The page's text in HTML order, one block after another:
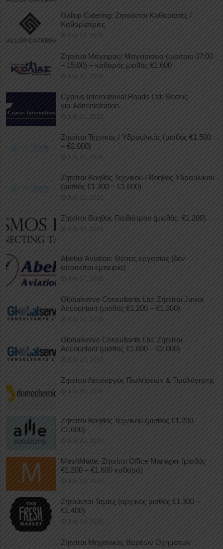
Gallop Catering: Ζητούνται Καθαριστές /
Καθαρίστριες
July 23, 2026
Ζητείται Μάγειρας/ Μαγείρισσα (ωράριο 07:00
– 15:00) – καθαρός μισθός €1.600
July 23, 2026
Cyprus International Roads Ltd: Θέσεις
για Administration
July 21, 2026
Ζητείται Τεχνικός / Υδραυλικός (μισθός €1.500
– €2.000)
July 21, 2026
Ζητείται Βοηθός Τεχνικού / Βοηθός Υδραυλικού
(μισθός €1.300 – €1.600)
July 21, 2026
Ζητείται Βοηθός Παιδιάτρου (μισθός: €1.200)
July 18, 2026
Abelair Aviation: Θέσεις εργασίας (δεν
απαιτείται εμπειρία)
July 17, 2026
Globalserve Consultants Ltd: Ζητείται Junior
Accountant (μισθός €1.200 – €1.300)
July 17, 2026
Globalserve Consultants Ltd: Ζητείται
Accountant (μισθός €1.600 – €2.000)
July 17, 2026
Ζητείται Λειτουργός Πωλήσεων & Τιμολόγησης
July 16, 2026
Ζητείται Βοηθός Τεχνικού (μισθός €1.200 –
€1.600)
July 15, 2026
MeshMade: Ζητείται Office Manager (μισθός
€1.200 – €1.600 καθαρά)
July 15, 2026
Ζητούνται Ταμίες (αρχικός μισθός €1.300 –
€1.400)
July 14, 2026
Ζητείται Μηχανικός Βαρέων Οχημάτων